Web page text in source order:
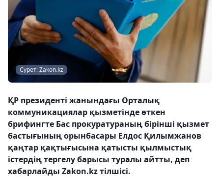
Сурет: Zakon.kz
ҚР президенті жанындағы Орталық
коммуникациялар қызметінде өткен
брифингте Бас прокуратураның бірінші қызмет
бастығының орынбасары Елдос Қилымжанов
қаңтар қақтығысына қатысты қылмыстық
істердің тергелу барысы туралы айтты, деп
хабарлайды Zakon.kz тілшісі.